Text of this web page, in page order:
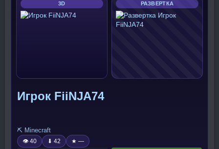
3D РАЗВЕРТКА
Игрок FiiNJA74
⛏️ Minecraft
👁 40 ⬇ 42 ★ —